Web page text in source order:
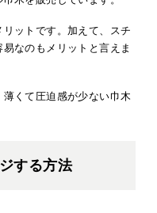
ットです。加えて、スチ
なのもメリットと言えま
くて圧迫感が少ない巾木
する方法